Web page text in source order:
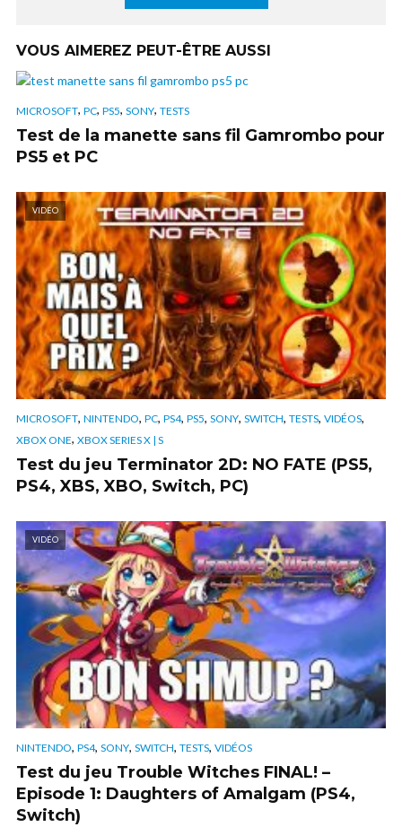
VOUS AIMEREZ PEUT-ÊTRE AUSSI
MICROSOFT, PC, PS5, SONY, TESTS
Test de la manette sans fil Gamrombo pour
PS5 et PC
VIDÉO
MICROSOFT, NINTENDO, PC, PS4, PS5, SONY, SWITCH, TESTS, VIDÉOS,
XBOX ONE, XBOX SERIES X | S
Test du jeu Terminator 2D: NO FATE (PS5,
PS4, XBS, XBO, Switch, PC)
VIDÉO
NINTENDO, PS4, SONY, SWITCH, TESTS, VIDÉOS
Test du jeu Trouble Witches FINAL! –
Episode 1: Daughters of Amalgam (PS4,
Switch)